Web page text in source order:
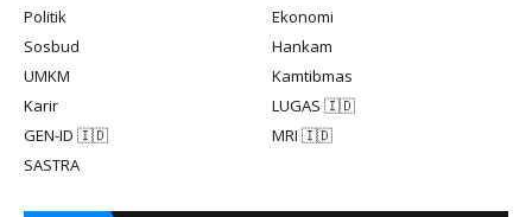
Politik
Ekonomi
Sosbud
Hankam
UMKM
Kamtibmas
Karir
LUGAS 🇮🇩
GEN-ID 🇮🇩
MRI 🇮🇩
SASTRA